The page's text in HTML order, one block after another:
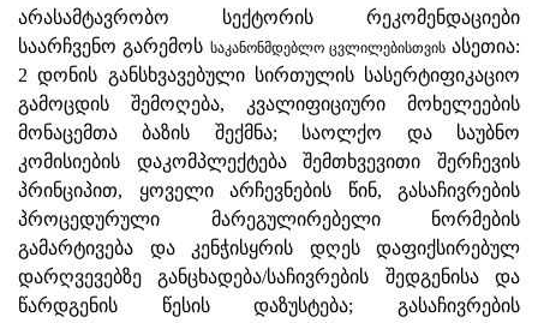
არასამტავრობო სექტორის რეკომენდაციები
საარჩვენო გარემოს საკანონმდებლო ცვლილებისთვისასეთია:
2 დონის განსხვავებული სირთულის სასერტიფიკაციო
გამოცდის შემოღება, კვალიფიციური მოხელეების
მონაცემთა ბაზის შექმნა; საოლქო და საუბნო
კომისიების დაკომპლექტება შემთხვევითი შერჩევის
პრინციპით, ყოველი არჩევნების წინ, გასაჩივრების
პროცედურული მარეგულირებელი ნორმების
გამარტივება და კენჭისყრის დღეს დაფიქსირებულ
დარღვევებზე განცხადება/საჩივრების შედგენისა და
წარდგენის წესის დაზუსტება; გასაჩივრების